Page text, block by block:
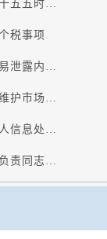
国家知识产权局做好十五五时期知识产权工作突出高质量发展导向
税事项
两高修改办理内幕交易泄露内幕信息刑事案件司法解释
证监会综合施策全力维护市场平稳运行
两部门公布《小型个人信息处理者个人信息保护简化措施规定》
国家发展改革委有关负责同志就《招标投标领域信用管理暂行办法》答记者问